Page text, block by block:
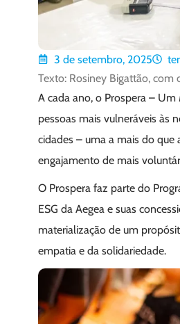
3 de setembro, 2025
Texto: Rosiney Bigattão, com
A cada ano, o Prospera –
pessoas mais vulneráveis às
cidades – uma a mais do
engajamento de mais
O Prospera faz parte do
ESG da Aegea e suas
materialização de um
empatia e da solidariedade.